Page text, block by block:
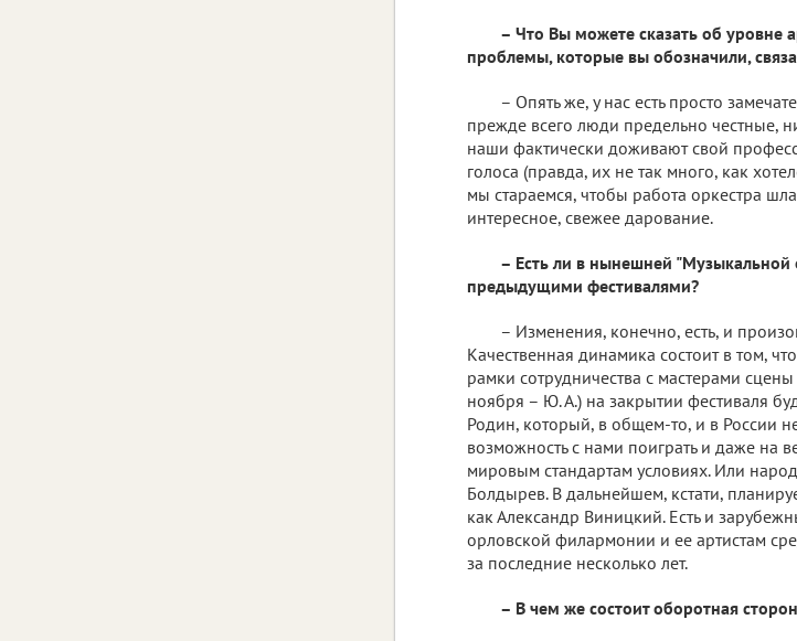
– Что Вы можете сказать об уровне
проблемы, которые вы обозначили,
– Опять же, у нас есть просто
прежде всего люди предельно честные,
наши фактически доживают свой
голоса (правда, их не так много, как
мы стараемся, чтобы работа оркестра
интересное, свежее дарование.
– Есть ли в нынешней
предыдущими фестивалями?
– Изменения, конечно, есть, и
Качественная динамика состоит в том,
рамки сотрудничества с мастерами
ноября – Ю. А.) на закрытии фестиваля
Родин, который, в общем-то, и в России
возможность с нами поиграть и даже на
мировым стандартам условиях. Или
Болдырев. В дальнейшем, кстати,
как Александр Виницкий. Есть и
орловской филармонии и ее артистам
за последние несколько лет.
– В чем же состоит оборотная